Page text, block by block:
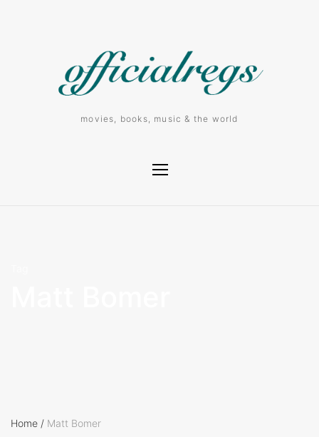
movies, books, music & the world
Home / Matt Bomer